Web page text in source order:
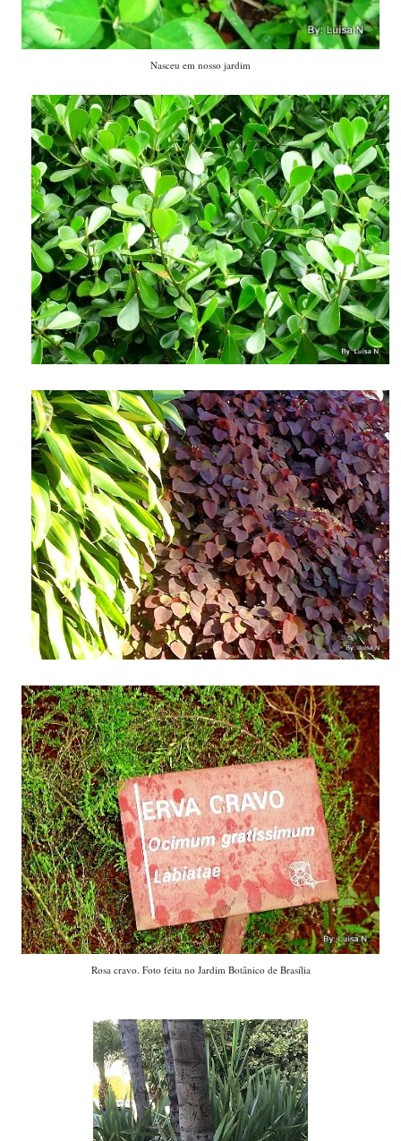
Rosa cravo. Foto feita no Jardim Botânico de Brasília
Folhagens de um canteiro do Pontão.
--------------------------------------------------------